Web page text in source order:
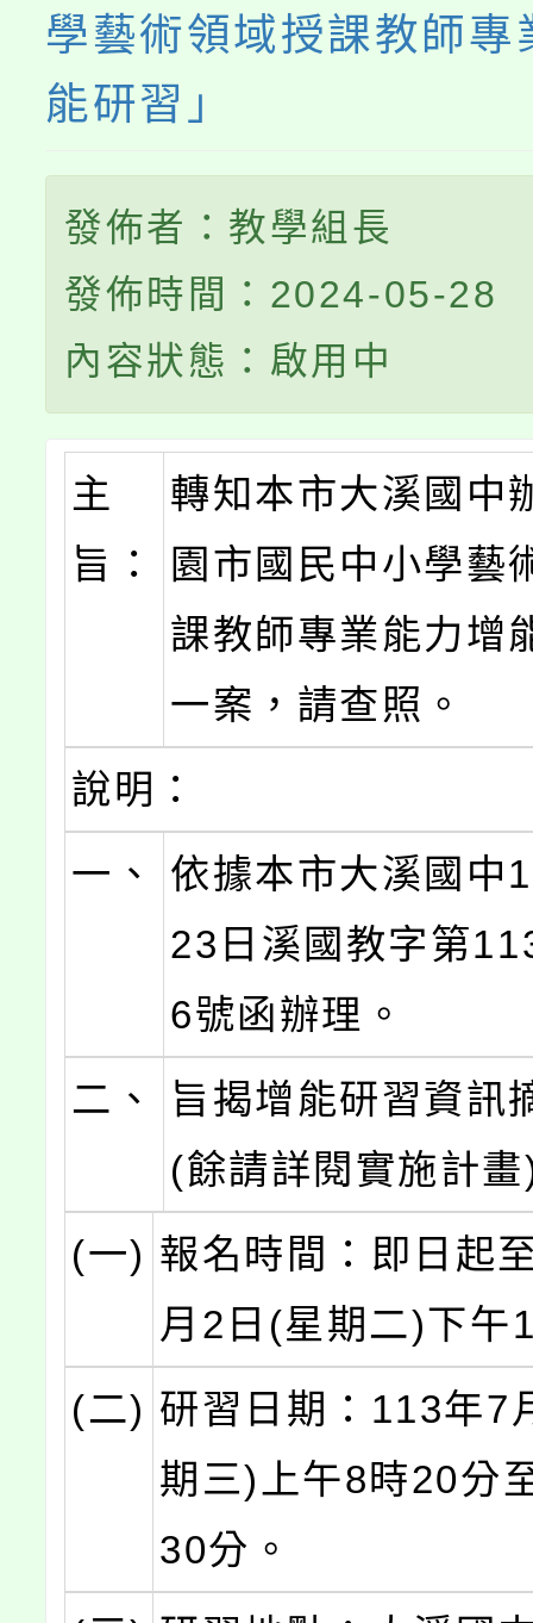
學藝術領域授課教師專
能研習」
發佈者：教學組長
發佈時間：2024-05-28
內容狀態：啟用中
主
旨：
轉知本市大溪國中
園市國民中小學藝
課教師專業能力增
一案，請查照。
說明：
一、
依據本市大溪國中
23日溪國教字第
6號函辦理。
二、
旨揭增能研習資訊
(餘請詳閱實施計
(一) 報名時間：即日起
月2日(星期二)下午
(二) 研習日期：113年7
期三)上午8時20分
30分。